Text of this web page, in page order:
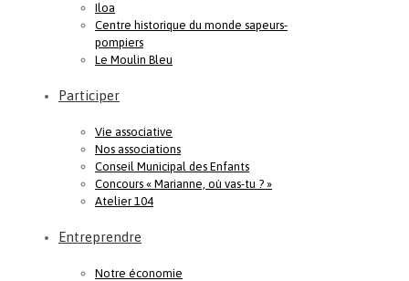
Iloa
Centre historique du monde sapeurs-
pompiers
Le Moulin Bleu
Participer
Vie associative
Nos associations
Conseil Municipal des Enfants
Concours « Marianne, où vas-tu ? »
Atelier 104
Entreprendre
Notre économie